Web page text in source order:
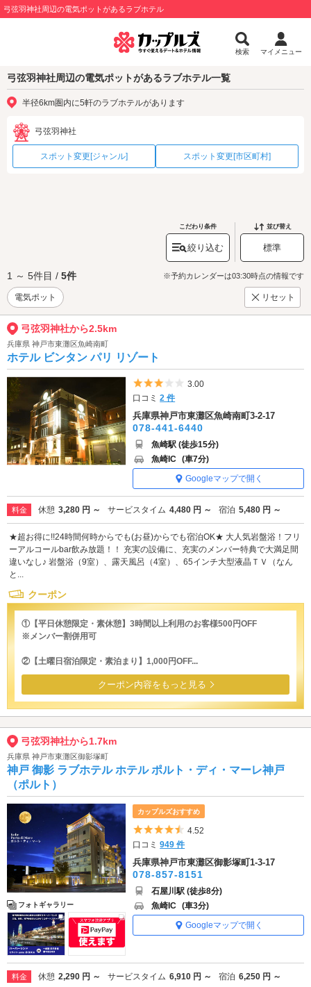
弓弦羽神社周辺の電気ポットがあるラブホテル
検索 マイメニュー
弓弦羽神社周辺の電気ポットがあるラブホテル一覧
半径6km圏内に5軒のラブホテルがあります
弓弦羽神社
スポット変更[ジャンル] スポット変更[市区町村]
こだわり条件
絞り込む
並び替え
標準
1 ～ 5件目 / 5件 ※予約カレンダーは03:30時点の情報です
電気ポット リセット
弓弦羽神社から2.5km
兵庫県 神戸市東灘区魚崎南町
ホテル ビンタン パリ リゾート
5つ星のうち3
3.00
口コミ2 件
兵庫県神戸市東灘区魚崎南町3-2-17
078-441-6440
魚崎駅 (徒歩15分)
魚崎IC (車7分)
Googleマップで開く
料金 休憩 3,280 円 ～ サービスタイム 4,480 円 ～ 宿泊 5,480 円 ～
★超お得に!!24時間何時からでも(お昼)からでも宿泊OK★ 大人気岩盤浴！フリ
ーアルコールbar飲み放題！！ 充実の設備に、充実のメンバー特典で大満足間
違いなし♪ 岩盤浴（9室）、露天風呂（4室）、65インチ大型液晶ＴＶ（なん
と...
クーポン
①【平日休憩限定・素休憩】3時間以上利用のお客様500円OFF
※メンバー割併用可
②【土曜日宿泊限定・素泊まり】1,000円OFF...
クーポン内容をもっと見る
弓弦羽神社から1.7km
兵庫県 神戸市東灘区御影塚町
神戸 御影 ラブホテル ホテル ポルト・ディ・マーレ神戸
（ポルト）
フォトギャラリー
カップルズおすすめ
5つ星のうち4.5
4.52
口コミ949 件
兵庫県神戸市東灘区御影塚町1-3-17
078-857-8151
石屋川駅 (徒歩8分)
魚崎IC (車3分)
Googleマップで開く
料金 休憩 2,290 円 ～ サービスタイム 6,910 円 ～ 宿泊 6,250 円 ～